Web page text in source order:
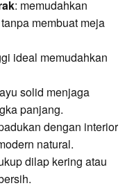
: memudahkan
membuat meja
ideal memudahkan
solid menjaga
panjang.
dengan interior
natural.
dilap kering atau